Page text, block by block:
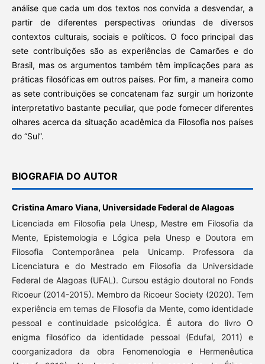
análise que cada um dos textos nos convida a desvendar, a
partir de diferentes perspectivas oriundas de diversos
contextos culturais, sociais e políticos. O foco principal das
sete contribuições são as experiências de Camarões e do
Brasil, mas os argumentos também têm implicações para as
práticas filosóficas em outros países. Por fim, a maneira como
as sete contribuições se concatenam faz surgir um horizonte
interpretativo bastante peculiar, que pode fornecer diferentes
olhares acerca da situação acadêmica da Filosofia nos países
do “Sul”.
BIOGRAFIA DO AUTOR
Cristina Amaro Viana, Universidade Federal de Alagoas
Licenciada em Filosofia pela Unesp, Mestre em Filosofia da
Mente, Epistemologia e Lógica pela Unesp e Doutora em
Filosofia Contemporânea pela Unicamp. Professora da
Licenciatura e do Mestrado em Filosofia da Universidade
Federal de Alagoas (UFAL). Cursou estágio doutoral no Fonds
Ricoeur (2014-2015). Membro da Ricoeur Society (2020). Tem
experiência em temas de Filosofia da Mente, como identidade
pessoal e continuidade psicológica. É autora do livro O
enigma filosófico da identidade pessoal (Edufal, 2011) e
coorganizadora da obra Fenomenologia e Hermenêutica